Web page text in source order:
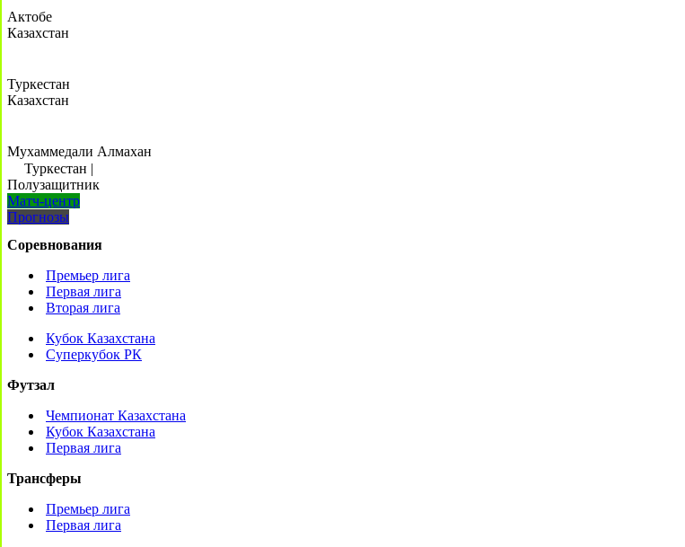
Актобе
Казахстан
Туркестан
Казахстан
Мухаммедали Алмахан
Туркестан |
Полузащитник
Матч-центр
Прогнозы
Соревнования
Премьер лига
Первая лига
Вторая лига
Кубок Казахстана
Суперкубок РК
Футзал
Чемпионат Казахстана
Кубок Казахстана
Первая лига
Трансферы
Премьер лига
Первая лига